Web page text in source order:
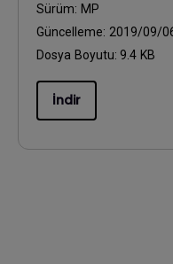
Sürüm: MP
Güncelleme: 2019/09/
Dosya Boyutu: 9.4 KB
İndir